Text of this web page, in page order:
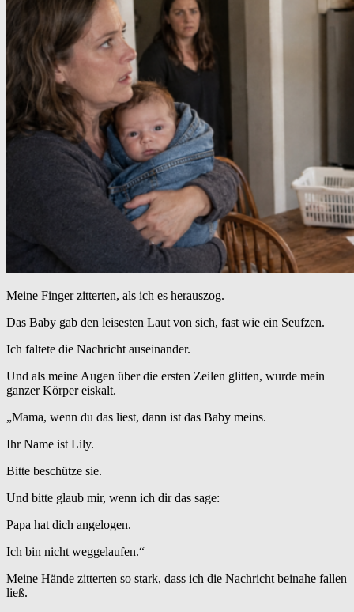
Meine Finger zitterten, als ich es herauszog.
Das Baby gab den leisesten Laut von sich, fast wie ein Seufzen.
Ich faltete die Nachricht auseinander.
Und als meine Augen über die ersten Zeilen glitten, wurde mein
ganzer Körper eiskalt.
„Mama, wenn du das liest, dann ist das Baby meins.
Ihr Name ist Lily.
Bitte beschütze sie.
Und bitte glaub mir, wenn ich dir das sage:
Papa hat dich angelogen.
Ich bin nicht weggelaufen.“
Meine Hände zitterten so stark, dass ich die Nachricht beinahe fallen
ließ.